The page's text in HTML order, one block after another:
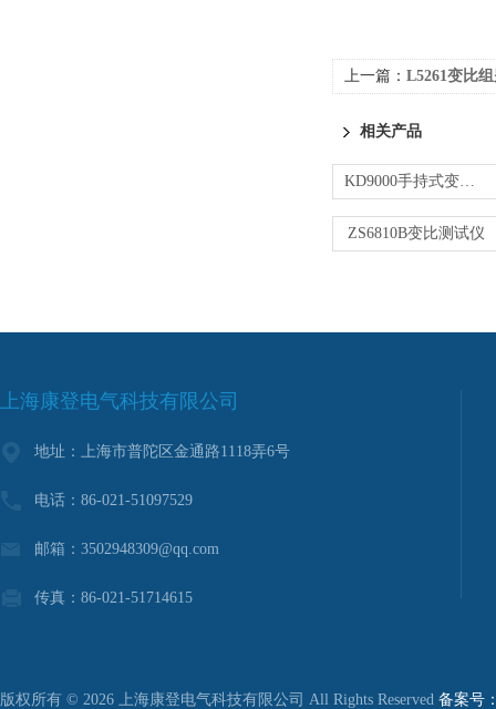
上一篇： L5261变比
相关产品
KD9000手持式变压器变比测试仪
ZS6810B变比测试仪
上海康登电气科技有限公司
地址：上海市普陀区金通路1118弄6号
电话：86-021-51097529
邮箱：3502948309@qq.com
传真：86-021-51714615
版权所有 © 2026 上海康登电气科技有限公司 All Rights Reserved 备案号